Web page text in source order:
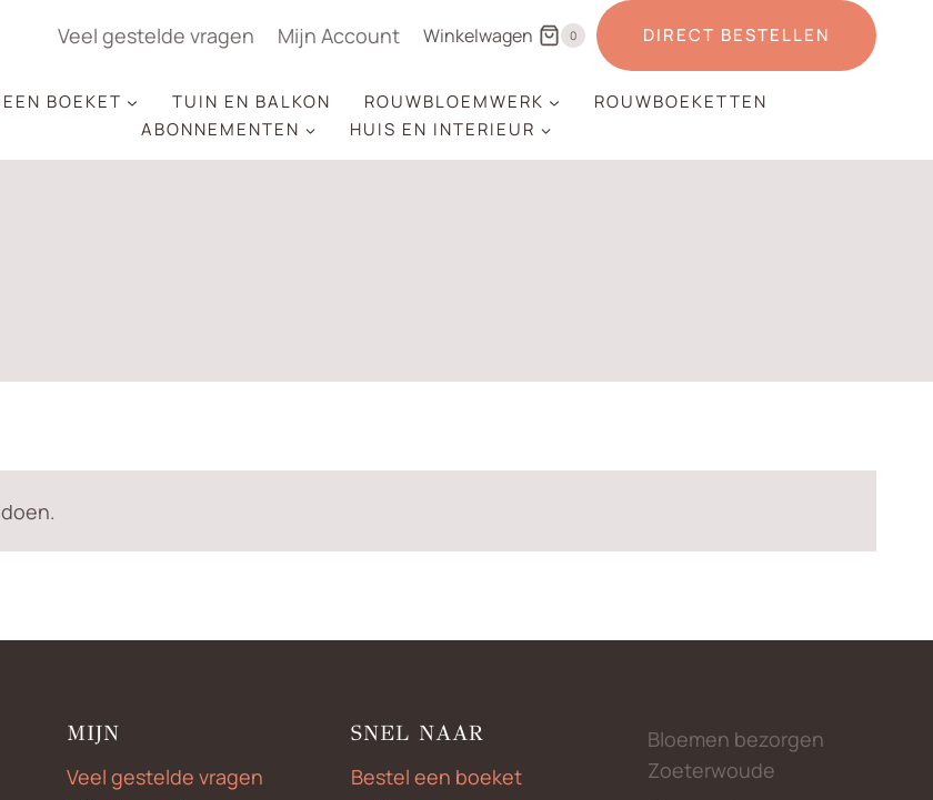
Veel gestelde vragen Mijn Account Winkelwagen 0 DIRECT BESTELLEN
BOEKET TUIN EN BALKON ROUWBLOEMWERK
ROUWBOEKETTEN
ABONNEMENTEN
HUIS EN INTERIEUR
MIJN
Veel gestelde vragen
SNEL NAAR
Bestel een boeket
Bloemen bezorgen
Zoeterwoude